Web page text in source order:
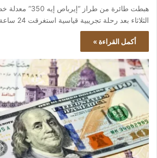
هبطت طائرة من طراز
الثلاثاء بعد رحلة تجريبية قياسية استغرقت 24 ساعة…
أكمل القراءة »